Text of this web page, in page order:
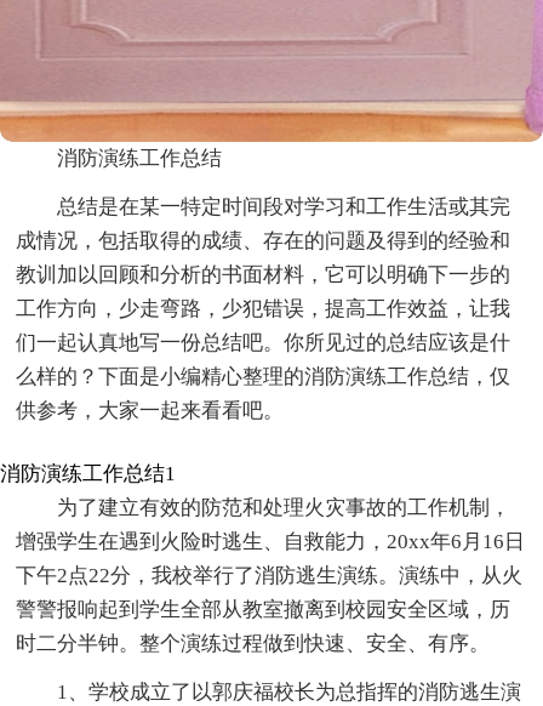
消防演练工作总结
总结是在某一特定时间段对学习和工作生活或其完
成情况，包括取得的成绩、存在的问题及得到的经验和
教训加以回顾和分析的书面材料，它可以明确下一步的
工作方向，少走弯路，少犯错误，提高工作效益，让我
们一起认真地写一份总结吧。你所见过的总结应该是什
么样的？下面是小编精心整理的消防演练工作总结，仅
供参考，大家一起来看看吧。
消防演练工作总结1
为了建立有效的防范和处理火灾事故的工作机制，
增强学生在遇到火险时逃生、自救能力，20xx年6月16日
下午2点22分，我校举行了消防逃生演练。演练中，从火
警警报响起到学生全部从教室撤离到校园安全区域，历
时二分半钟。整个演练过程做到快速、安全、有序。
1、学校成立了以郭庆福校长为总指挥的消防逃生演